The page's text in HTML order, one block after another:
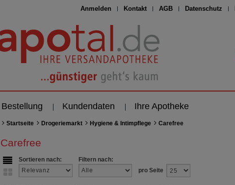
Anmelden Kontakt AGB Datenschutz
Bestellung Kundendaten Ihre Apotheke
Startseite Drogeriemarkt Hygiene & Intimpflege Carefree
Carefree
Sortieren nach:
Filtern nach:
pro Seite